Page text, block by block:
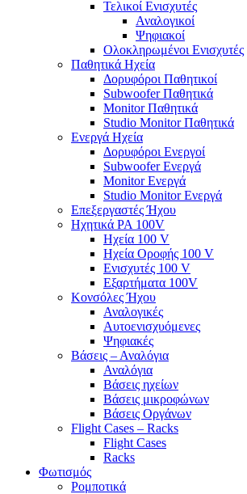
Τελικοί Ενισχυτές
Αναλογικοί
Ψηφιακοί
Ολοκληρωμένοι Ενισχυτές
Παθητικά Ηχεία
Δορυφόροι Παθητικοί
Subwoofer Παθητικά
Monitor Παθητικά
Studio Monitor Παθητικά
Ενεργά Ηχεία
Δορυφόροι Ενεργοί
Subwoofer Ενεργά
Monitor Ενεργά
Studio Monitor Ενεργά
Επεξεργαστές Ήχου
Ηχητικά PA 100V
Ηχεία 100 V
Ηχεία Οροφής 100 V
Ενισχυτές 100 V
Εξαρτήματα 100V
Κονσόλες Ήχου
Αναλογικές
Αυτοενισχυόμενες
Ψηφιακές
Βάσεις – Αναλόγια
Αναλόγια
Βάσεις ηχείων
Βάσεις μικροφώνων
Βάσεις Οργάνων
Flight Cases – Racks
Flight Cases
Racks
Φωτισμός
Ρομποτικά